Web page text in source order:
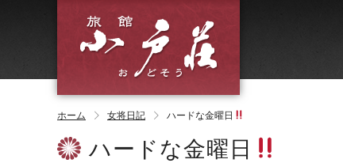
ホーム 女将日記 ハードな金曜日
ハードな金曜日